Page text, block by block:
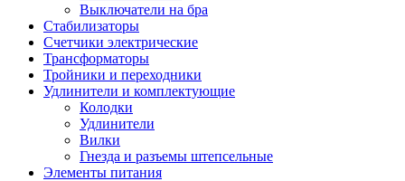
Выключатели на бра
Стабилизаторы
Счетчики электрические
Трансформаторы
Тройники и переходники
Удлинители и комплектующие
Колодки
Удлинители
Вилки
Гнезда и разъемы штепсельные
Элементы питания